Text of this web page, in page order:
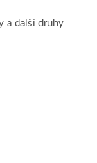
a další druhy